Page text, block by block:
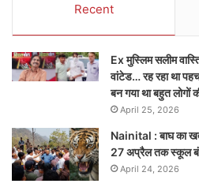
Recent
Ex मुस्लिम सलीम
वांटेड… रह रहा था
बन गया था बहुत लोगों
April 25, 2026
Nainital : बाघ का
27 अप्रैल तक स्कूल
April 24, 2026